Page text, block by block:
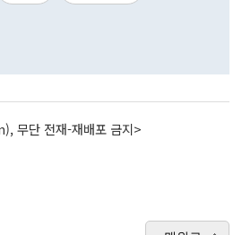
무단 전재-재배포 금지>